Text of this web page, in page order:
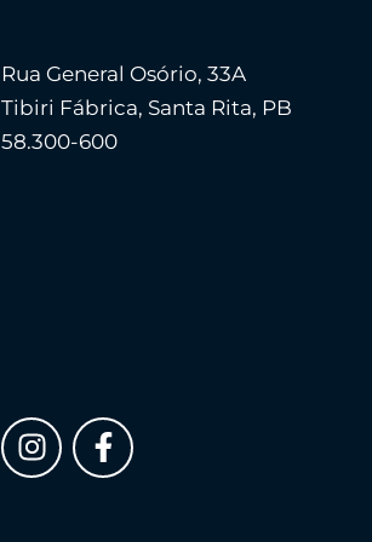
Rua General Osório, 33A
Tibiri Fábrica, Santa Rita, PB
58.300-600